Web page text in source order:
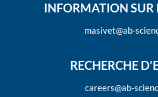
INFORMATION SUR
masivet@ab-
RECHERCHE
careers@ab-